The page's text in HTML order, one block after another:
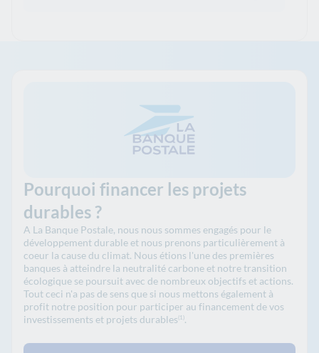
Pourquoi financer les projets
durables ?
A La Banque Postale, nous nous sommes engagés pour le
développement durable et nous prenons particulièrement à
coeur la cause du climat. Nous étions l'une des premières
banques à atteindre la neutralité carbone et notre transition
écologique se poursuit avec de nombreux objectifs et actions.
Tout ceci n'a pas de sens que si nous mettons également à
profit notre position pour participer au financement de vos
investissements et projets durables (1).